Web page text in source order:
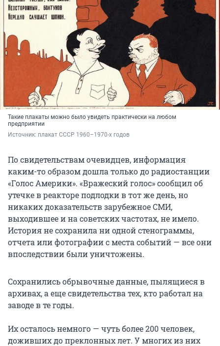
Такие плакаты можно было увидеть практически на любом
предприятии
Источник: плакат СССР 1960–1970-х годов
По свидетельствам очевидцев, информация
каким-то образом дошла только до радиостанции
«Голос Америки». «Вражеский голос» сообщил об
утечке в реакторе подлодки в тот же день, но
никаких доказательств зарубежное СМИ,
выходившее и на советских частотах, не имело.
История не сохранила ни одной стенограммы,
отчета или фотографии с места событий — все они
впоследствии были уничтожены.
Сохранились обрывочные данные, пылящиеся в
архивах, а еще свидетельства тех, кто работал на
заводе в те годы.
Их осталось немного — чуть более 200 человек,
доживших до преклонных лет. У многих из них